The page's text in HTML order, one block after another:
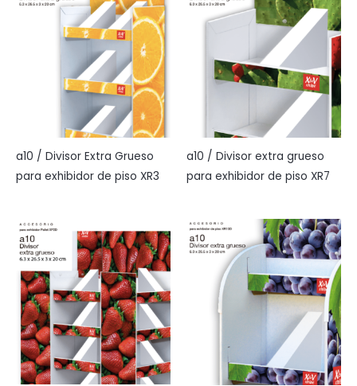
a10 / Divisor Extra Grueso
para exhibidor de piso XR3
a10 / Divisor extra grueso
para exhibidor de piso XR7